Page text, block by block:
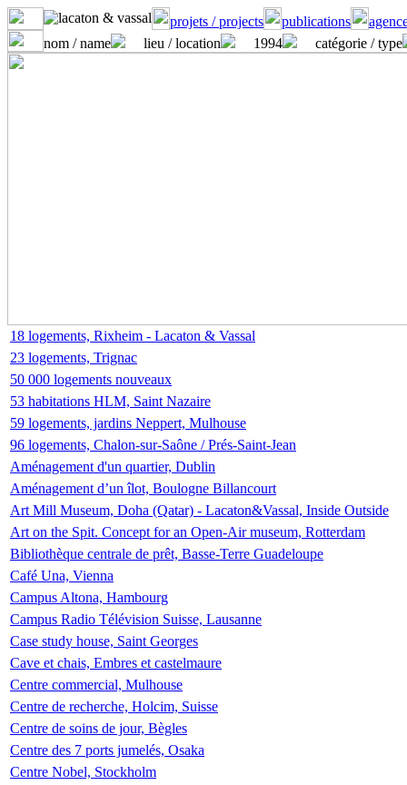
projets / projects publications
nom / name
lieu / location 1994 catégorie / type
18 logements, Rixheim - Lacaton & Vassal
23 logements, Trignac
50 000 logements nouveaux
53 habitations HLM, Saint Nazaire
59 logements, jardins Neppert, Mulhouse
96 logements, Chalon-sur-Saône / Prés-Saint-Jean
Aménagement d'un quartier, Dublin
Aménagement d’un îlot, Boulogne Billancourt
Art Mill Museum, Doha (Qatar) - Lacaton&Vassal, Inside Outside
Art on the Spit. Concept for an Open-Air museum, Rotterdam
Bibliothèque centrale de prêt, Basse-Terre Guadeloupe
Café Una, Vienna
Campus Altona, Hambourg
Campus Radio Télévision Suisse, Lausanne
Case study house, Saint Georges
Cave et chais, Embres et castelmaure
Centre commercial, Mulhouse
Centre de recherche, Holcim, Suisse
Centre de soins de jour, Bègles
Centre des 7 ports jumelés, Osaka
Centre Nobel, Stockholm